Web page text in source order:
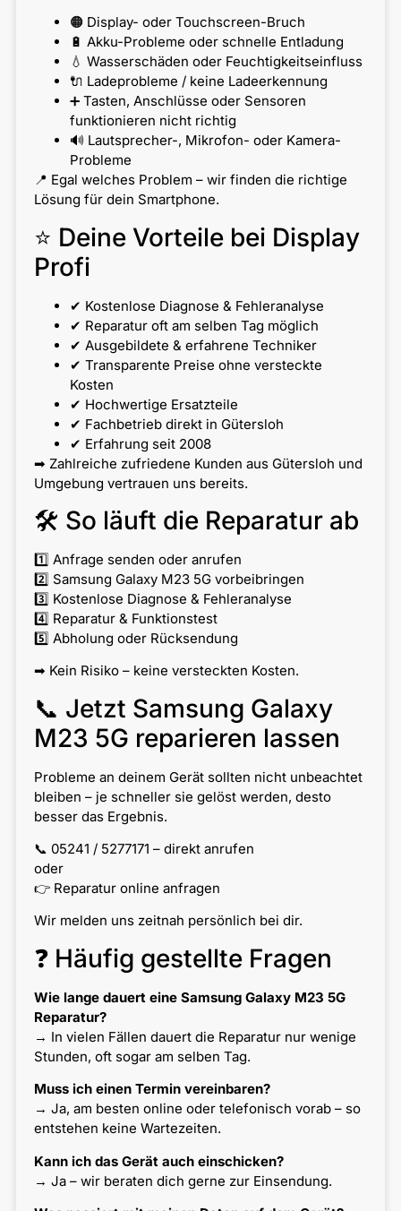
🟠 Display- oder Touchscreen-Bruch
🔋 Akku-Probleme oder schnelle Entladung
💧 Wasserschäden oder Feuchtigkeitseinfluss
🔌 Ladeprobleme / keine Ladeerkennung
➕ Tasten, Anschlüsse oder Sensoren
funktionieren nicht richtig
🔊 Lautsprecher-, Mikrofon- oder Kamera-
Probleme
📍 Egal welches Problem – wir finden die richtige
Lösung für dein Smartphone.
⭐ Deine Vorteile bei Display
Profi
✔ Kostenlose Diagnose & Fehleranalyse
✔ Reparatur oft am selben Tag möglich
✔ Ausgebildete & erfahrene Techniker
✔ Transparente Preise ohne versteckte
Kosten
✔ Hochwertige Ersatzteile
✔ Fachbetrieb direkt in Gütersloh
✔ Erfahrung seit 2008
➡ Zahlreiche zufriedene Kunden aus Gütersloh und
Umgebung vertrauen uns bereits.
🛠 So läuft die Reparatur ab
1️⃣ Anfrage senden oder anrufen
2️⃣ Samsung Galaxy M23 5G vorbeibringen
3️⃣ Kostenlose Diagnose & Fehleranalyse
4️⃣ Reparatur & Funktionstest
5️⃣ Abholung oder Rücksendung
➡ Kein Risiko – keine versteckten Kosten.
📞 Jetzt Samsung Galaxy
M23 5G reparieren lassen
Probleme an deinem Gerät sollten nicht unbeachtet
bleiben – je schneller sie gelöst werden, desto
besser das Ergebnis.
📞 05241 / 5277171 – direkt anrufen
oder
👉 Reparatur online anfragen
Wir melden uns zeitnah persönlich bei dir.
❓ Häufig gestellte Fragen
Wie lange dauert eine Samsung Galaxy M23 5G
Reparatur?
→ In vielen Fällen dauert die Reparatur nur wenige
Stunden, oft sogar am selben Tag.
Muss ich einen Termin vereinbaren?
→ Ja, am besten online oder telefonisch vorab – so
entstehen keine Wartezeiten.
Kann ich das Gerät auch einschicken?
→ Ja – wir beraten dich gerne zur Einsendung.